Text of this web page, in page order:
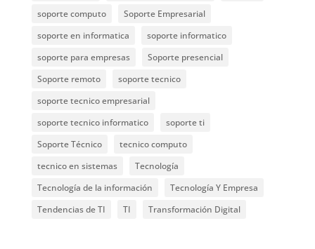
soporte computo
Soporte Empresarial
soporte en informatica
soporte informatico
soporte para empresas
Soporte presencial
Soporte remoto
soporte tecnico
soporte tecnico empresarial
soporte tecnico informatico
soporte ti
Soporte Técnico
tecnico computo
tecnico en sistemas
Tecnología
Tecnología de la información
Tecnología Y Empresa
Tendencias de TI
TI Transformación Digital